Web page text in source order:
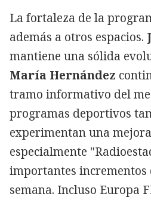
La fortaleza de la
además a otros espacios.
mantiene una sólida
María Hernández
tramo informativo del
programas deportivos
experimentan una
especialmente
importantes
semana. Incluso Europa